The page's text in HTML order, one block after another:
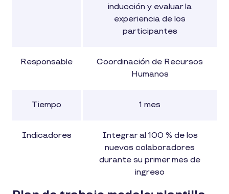
inducción y evaluar la
experiencia de los
participantes
Responsable
Coordinación de Recursos
Humanos
Tiempo 1 mes
Indicadores
Integrar al 100 % de los
nuevos colaboradores
durante su primer mes de
ingreso